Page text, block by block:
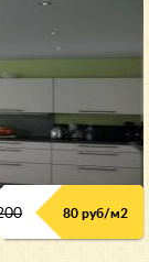
80 руб/м2